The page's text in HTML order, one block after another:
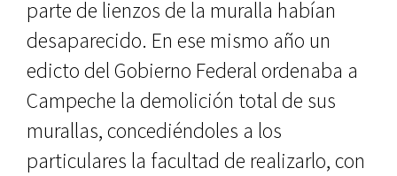
parte de lienzos de la muralla ha­bían
desaparecido. En ese mismo año un
edicto del Gobierno Federal orde­naba a
Campeche la demolición total de sus
murallas, concediéndoles a los
particulares la facultad de realizarlo, con